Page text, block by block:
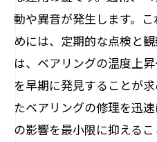
動や異音が発生します。
めには、定期的な点検と
は、ベアリングの温度上
を早期に発見することが
たベアリングの修理を迅
の影響を最小限に抑える